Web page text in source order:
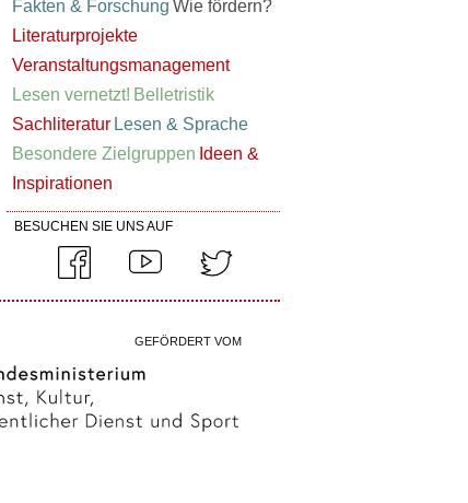
Fakten & Forschung Wie fördern?
Literaturprojekte
Veranstaltungsmanagement
Lesen vernetzt! Belletristik
Sachliteratur Lesen & Sprache
Besondere Zielgruppen Ideen &
Inspirationen
BESUCHEN SIE UNS AUF
GEFÖRDERT VOM